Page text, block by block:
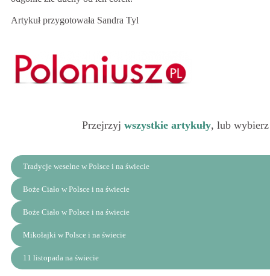
Artykuł przygotowała Sandra Tyl
Przejrzyj wszystkie artykuły, lub
Tradycje weselne w Polsce i na świecie
Boże Ciało w Polsce i na świecie
Boże Ciało w Polsce i na świecie
Mikołajki w Polsce i na świecie
11 listopada na świecie